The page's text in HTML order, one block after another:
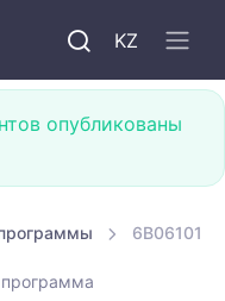
KZ
опубликованы
6B06101